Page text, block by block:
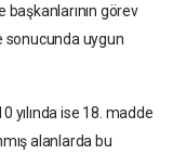
görev
sonucunda uygun
yılında ise 18. madde
alanlarda bu